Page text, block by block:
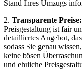
Stand Ihres Umzugs
2. Transparente Preise:
Preisgestaltung ist fair
detailliertes Angebot,
sodass Sie genau
keine bösen
und ehrliche